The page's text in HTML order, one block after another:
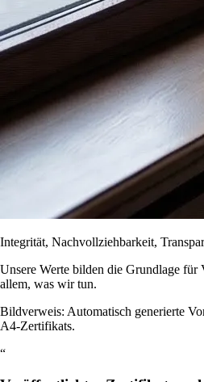
Integrität, Nachvollziehbarkeit,
Unsere Werte bilden die Grundlage für
allem, was wir tun.
Bildverweis: Automatisch generierte
A4-Zertifikats.
“